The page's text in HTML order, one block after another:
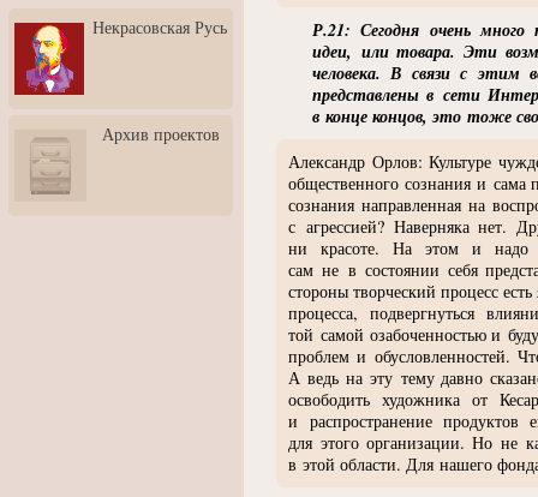
Профессионалов - Эпизод
3: Обусловленности
человека и их влияние на
карьеру
скульптором Дмитрием
Тугариновым
АртБульвар в День города
Некрасовская Русь
Архив проектов
Р.21: Сегодня очень
идеи, или товара. Эти
человека. В связи с этим
представлены в сети
в конце концов, это тоже
Александр Орлов: Культуре
общественного сознания и
сознания направленная на
с агрессией? Наверняка нет.
ни красоте. На этом и надо
сам не в состоянии себя
стороны творческий процесс
процесса, подвергнуться
той самой озабоченностью и
проблем и обусловленностей.
А ведь на эту тему давно
освободить художника от
и распространение
для этого организации. Но
в этой области. Для нашего